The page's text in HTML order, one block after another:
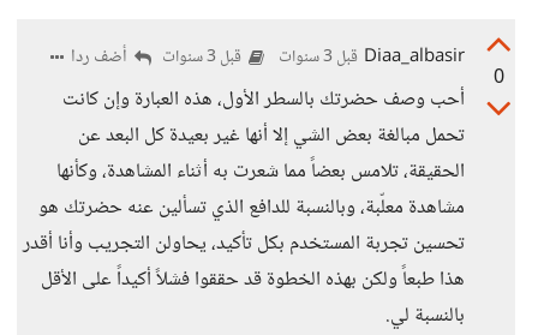
0
Diaa_albasir قبل 3 سنوات قبل 3 سنوات أضف ردا
أحب وصف حضرتك بالسطر الأول، هذه العبارة وإن كانت
تحمل مبالغة بعض الشي إلا أنها غير بعيدة كل البعد عن
الحقيقة، تلامس بعضاً مما شعرت به أثناء المشاهدة، وكأنها
مشاهدة معلّبة، وبالنسبة للدافع الذي تسألين عنه حضرتك هو
تحسين تجربة المستخدم بكل تأكيد، يحاولن التجريب وأنا أقدر
هذا طبعاً ولكن بهذه الخطوة قد حققوا فشلاً أكيداً على الأقل
بالنسبة لي.